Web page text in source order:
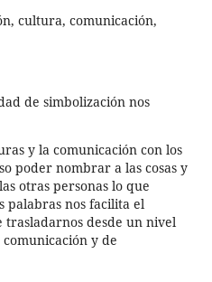
cultura, comunicación,
de simbolización nos
y la comunicación con los
poder nombrar a las cosas y
otras personas lo que
palabras nos facilita el
desde un nivel
y de